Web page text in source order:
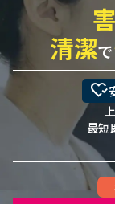
清潔で
heart_check
最短